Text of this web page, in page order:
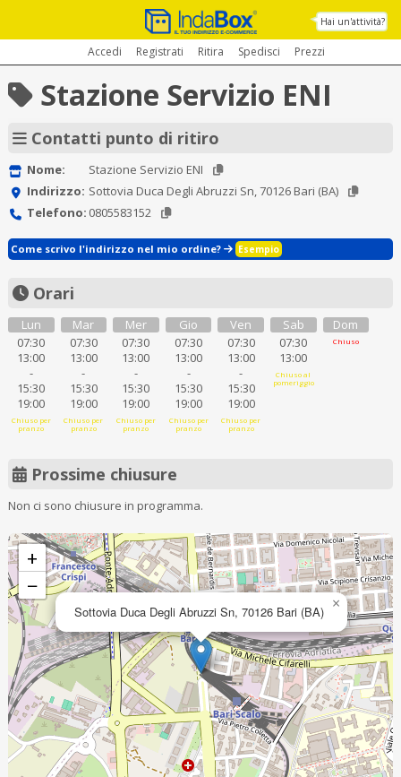
Hai un'attività?
Accedi Registrati Ritira Spedisci Prezzi
Stazione Servizio ENI
Contatti punto di ritiro
Nome:
Stazione Servizio ENI
Indirizzo: Sottovia Duca Degli Abruzzi Sn, 70126 Bari (BA)
Telefono: 0805583152
Come scrivo l'indirizzo nel mio ordine? Esempio
Orari
Lun
07:30
13:00
-
15:30
19:00
Chiuso per
pranzo
Mar
07:30
13:00
-
15:30
19:00
Chiuso per
pranzo
Mer
07:30
13:00
-
15:30
19:00
Chiuso per
pranzo
Gio
07:30
13:00
-
15:30
19:00
Chiuso per
pranzo
Ven
07:30
13:00
-
15:30
19:00
Chiuso per
pranzo
Sab
07:30
13:00
Chiuso al
pomeriggio
Dom
Chiuso
Prossime chiusure
Non ci sono chiusure in programma.
Sottovia Duca Degli Abruzzi Sn, 70126 Bari (BA) ×
+
−